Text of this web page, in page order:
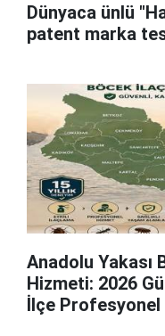
Dünyaca ünlü
patent marka
Anadolu Yakası
Hizmeti: 2026
İlçe Profesyonel